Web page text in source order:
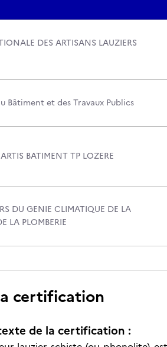
DES ARTISANS LAUZIERS
Bâtiment et des Travaux Publics
BATIMENT TP LOZERE
DU GENIE CLIMATIQUE DE LA
LA PLOMBERIE
certification
de la certification :